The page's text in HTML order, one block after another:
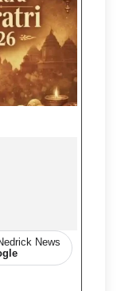
News